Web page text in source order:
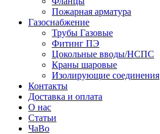
Пожарная арматура
Газоснабжение
Трубы Газовые
Фитинг ПЭ
Цокольные вводы/НСПС
Краны шаровые
Изолирующие соединения
Контакты
Доставка и оплата
О нас
Статьи
ЧаВо